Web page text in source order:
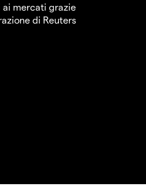
ai mercati grazie
di Reuters